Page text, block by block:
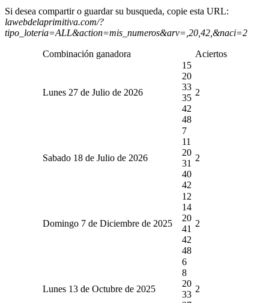
Si desea compartir o guardar su busqueda, copie esta URL:
lawebdelaprimitiva.com/?
tipo_loteria=ALL&action=mis_numeros&arv=,20,42,&naci=2
Combinación ganadora Aciertos
Lunes 27 de Julio de 2026
15
20
33
35
42
48
2
Sabado 18 de Julio de 2026
7
11
20
31
40
42
2
Domingo 7 de Diciembre de 2025
12
14
20
41
42
48
2
Lunes 13 de Octubre de 2025
6
8
20
33
2